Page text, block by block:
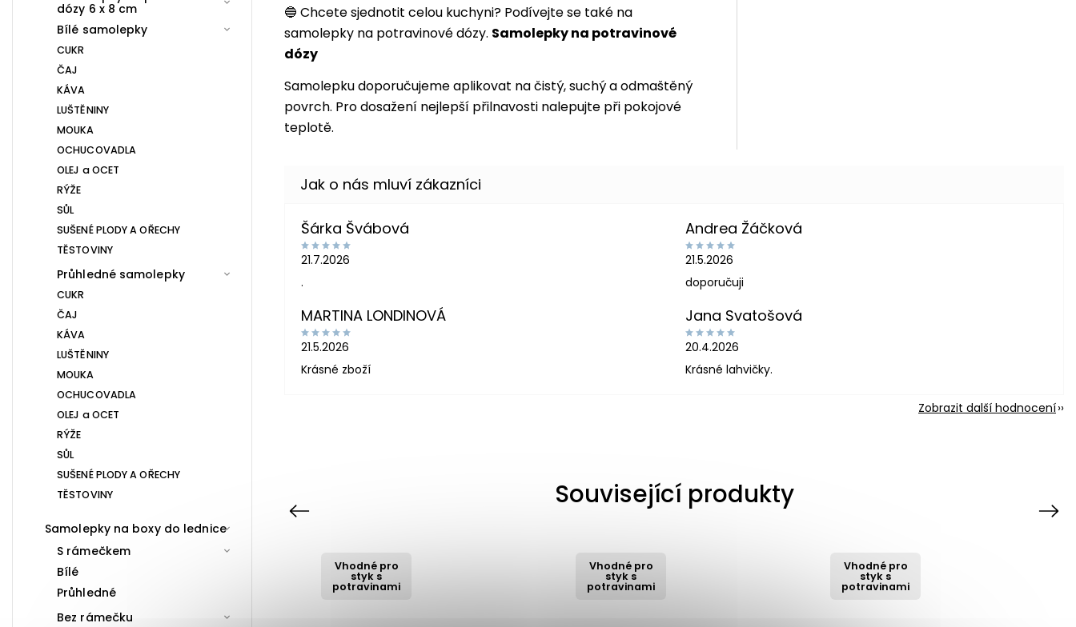
dózy 6 x 8 cm
Bílé samolepky
CUKR
ČAJ
KÁVA
LUŠTĚNINY
MOUKA
OCHUCOVADLA
OLEJ a OCET
RÝŽE
SŮL
SUŠENÉ PLODY A OŘECHY
TĚSTOVINY
Průhledné samolepky
CUKR
ČAJ
KÁVA
LUŠTĚNINY
MOUKA
OCHUCOVADLA
OLEJ a OCET
RÝŽE
SŮL
SUŠENÉ PLODY A OŘECHY
TĚSTOVINY
Samolepky na boxy do lednice
S rámečkem
Bílé
Průhledné
Bez rámečku
🔵 Chcete sjednotit celou kuchyni? Podívejte se také na
samolepky na potravinové dózy. Samolepky na potravinové
dózy
Samolepku doporučujeme aplikovat na čistý, suchý a odmaštěný
povrch. Pro dosažení nejlepší přilnavosti nalepujte při pokojové
teplotě.
Šárka Švábová
21.7.2026
.
Andrea Žáčková
21.5.2026
doporučuji
MARTINA LONDINOVÁ
21.5.2026
Krásné zboží
Jana Svatošová
20.4.2026
Krásné lahvičky.
Zobrazit další hodnocení
Související produkty
Previous
potravinami
Vhodné pro
styk s
potravinami
Vhodné pro
styk s
potravinami
Vhodné pro
styk s
potravinami
Next